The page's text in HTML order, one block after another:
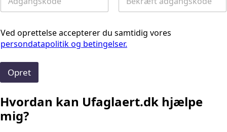
Ved oprettelse accepterer du samtidig vores
persondatapolitik og betingelser.
Opret
Hvordan kan Ufaglaert.dk hjælpe
mig?